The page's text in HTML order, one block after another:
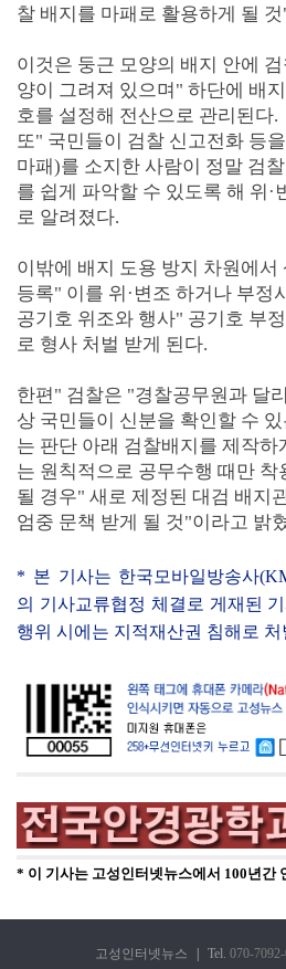
찰 배지를 마패로 활용하게 될
이것은 둥근 모양의 배지 안에
양이 그려져 있으며" 하단에 배
호를 설정해 전산으로 관리된다.
또" 국민들이 검찰 신고전화 등
마패)를 소지한 사람이 정말 검
를 쉽게 파악할 수 있도록 해 위·
로 알려졌다.
이밖에 배지 도용 방지 차원에서
등록" 이를 위·변조 하거나 부정
공기호 위조와 행사" 공기호 부
로 형사 처벌 받게 된다.
한편" 검찰은 "경찰공무원과 달
상 국민들이 신분을 확인할 수
는 판단 아래 검찰배지를 제작
는 원칙적으로 공무수행 때만
될 경우" 새로 제정된 대검 배지
엄중 문책 받게 될 것"이라고 밝
* 본 기사는 한국모바일방송사
의 기사교류협정 체결로 게재된
행위 시에는 지적재산권 침해로
* 이 기사는 고성인터넷뉴스에서 100년간
고성인터넷뉴스 Tel. 070-